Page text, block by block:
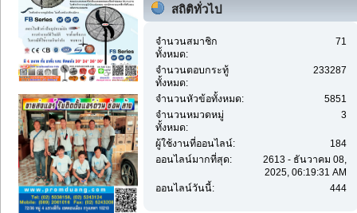
สถิติทั่วไป
จำนวนสมาชิก
ทั้งหมด:
71
จำนวนตอบกระทู้
ทั้งหมด:
233287
จำนวนหัวข้อทั้งหมด:
5851
จำนวนหมวดหมู่
ทั้งหมด:
3
ผู้ใช้งานที่ออนไลน์:
184
ออนไลน์มากที่สุด:
2613 - ธันวาคม 08,
2025, 06:19:31 AM
ออนไลน์วันนี้:
444